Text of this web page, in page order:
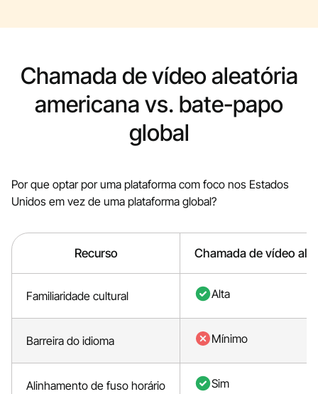
Chamada de vídeo aleatória
americana vs. bate-papo
global
Por que optar por uma plataforma com foco nos Estados
Unidos em vez de uma plataforma global?
Recurso Chamada de vídeo
Familiaridade cultural Alta
Barreira do idioma Mínimo
Alinhamento de fuso horário Sim